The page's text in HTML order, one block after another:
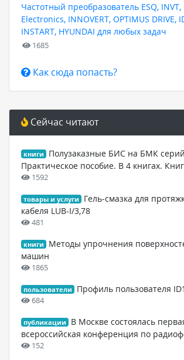
Частотный преобразователь ESQ, INVT,
Electronics, INNOVERT, OPTIMUS DRIVE,
INSTART, HYUNDAI для любых задач
1685
Как сюда попасть?
Сейчас читают
книги
Полузаказные БИС на БМК
Практическое пособие. В 4 книгах.
1592
товары и услуги
Гель-смазка для
кабеля LUB-I/3,78
481
книги
Методы упрочнения
машин
1865
пользователи Профиль пользователя
684
публикации
В Москве состоялась
всероссийская конференция по
152